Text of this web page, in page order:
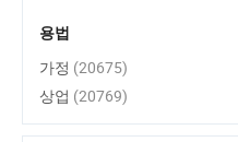
용법
가정 (20675)
상업 (20769)